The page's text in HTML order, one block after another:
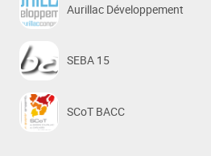
Aurillac Développement
SEBA 15
SCoT BACC